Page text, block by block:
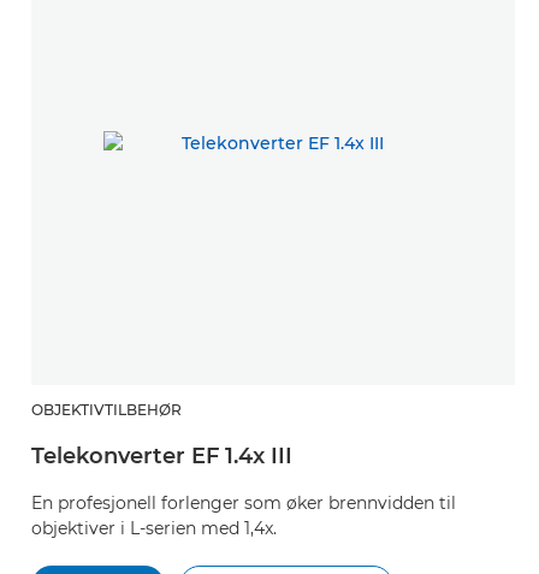
OBJEKTIVTILBEHØR
Telekonverter EF 1.4x III
En profesjonell forlenger som øker brennvidden til
objektiver i L-serien med 1,4x.